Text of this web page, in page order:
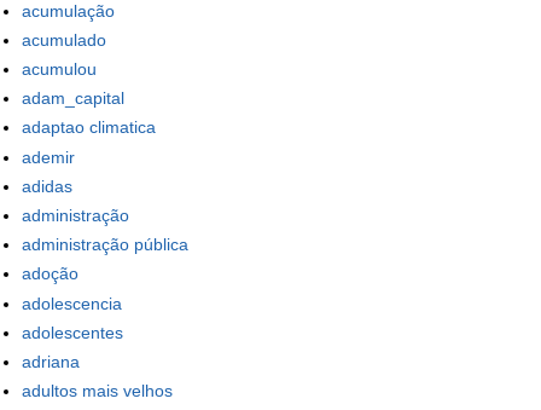
acumulação
acumulado
acumulou
adam_capital
adaptao climatica
ademir
adidas
administração
administração pública
adoção
adolescencia
adolescentes
adriana
adultos mais velhos